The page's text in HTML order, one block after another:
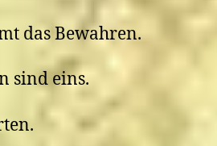
das Bewahren.
sind eins.